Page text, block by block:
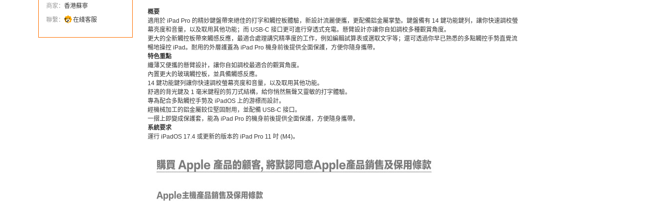
商家： 香港蘇寧
聯繫：
在綫客服
概要
適用於 iPad Pro 的精妙鍵盤帶來絕佳的打字和觸控板體驗，新設計流麗便攜，更配備鋁金屬掌墊。鍵盤備有 14 鍵功能鍵列，讓你快速調校螢
幕亮度和音量，以及取用其他功能；而 USB‑C 接口更可進行穿透式充電。懸臂設計亦讓你自如調校多種觀賞角度。
更大的全新觸控板帶來觸感反應，最適合處理講究精準度的工作，例如編輯試算表或選取文字等；還可透過你早已熟悉的多點觸控手勢直覺流
暢地操控 iPad。耐用的外層護蓋為 iPad Pro 機身前後提供全面保護，方便你隨身攜帶。
特色重點
纖薄又便攜的懸臂設計，讓你自如調校最適合的觀賞角度。
內置更大的玻璃觸控板，並具備觸感反應。
14 鍵功能鍵列讓你快速調校螢幕亮度和音量，以及取用其他功能。
舒適的背光鍵及 1 毫米鍵程的剪刀式結構，給你悄然無聲又靈敏的打字體驗。
專為配合多點觸控手勢及 iPadOS 上的游標而設計。
經機械加工的鋁金屬鉸位堅固耐用，並配備 USB-C 接口。
一摺上即變成保護套，能為 iPad Pro 的機身前後提供全面保護，方便隨身攜帶。
系統要求
運行 iPadOS 17.4 或更新的版本的 iPad Pro 11 吋 (M4)。